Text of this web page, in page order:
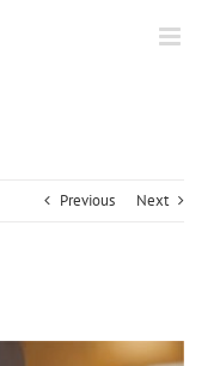
Previous Next